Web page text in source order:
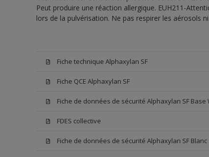
Peut produire une réaction allergique. EUH211-
lors de la pulvérisation. Ne pas respirer les aérosols
Fiche technique Alphaxylan SF
Fiche QCE Alphaxylan SF
Fiche de données de sécurité Alphaxylan SF Base
FDES collective
Fiche de données de sécurité Alphaxylan SF Blanc